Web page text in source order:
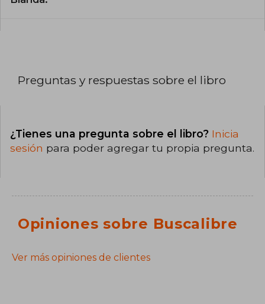
Preguntas y respuestas sobre el libro
¿Tienes una pregunta sobre el libro? Inicia
sesión para poder agregar tu propia pregunta.
Opiniones sobre Buscalibre
Ver más opiniones de clientes